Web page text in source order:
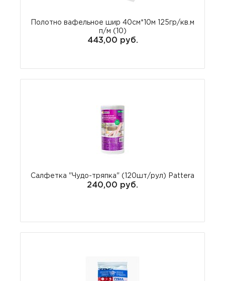
Полотно вафельное шир 40см*10м 125гр/кв.м
п/м (10)
443,00 руб.
Салфетка "Чудо-тряпка" (120шт/рул) Pattera
240,00 руб.